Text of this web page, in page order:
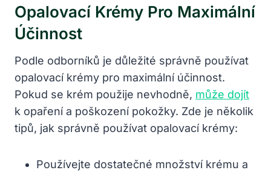
Opalovací Krémy Pro Maximální
Účinnost
Podle odborníků je důležité správně používat
opalovací krémy pro maximální účinnost.
Pokud se krém použije nevhodně, může dojít
k opaření a poškození pokožky. Zde je několik
tipů, jak správně používat opalovací krémy:
Používejte dostatečné množství krému a